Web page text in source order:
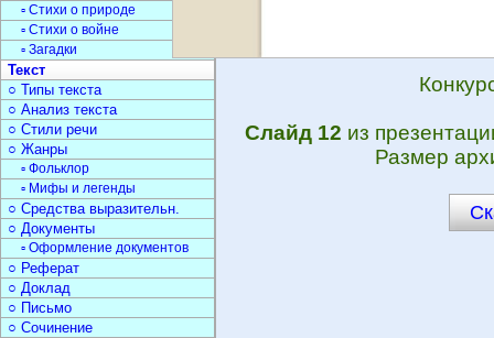
Слайд 12 из
Размер
▫ Стихи о природе
▫ Стихи о войне
▫ Загадки
Текст
○ Типы текста
○ Анализ текста
○ Стили речи
○ Жанры
▫ Фольклор
▫ Мифы и легенды
○ Средства выразительн.
○ Документы
▫ Оформление документов
○ Реферат
○ Доклад
○ Письмо
○ Сочинение